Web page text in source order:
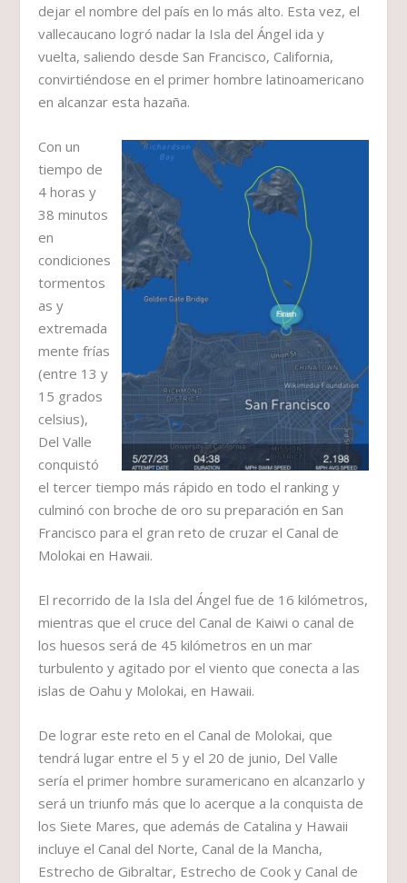
dejar el nombre del país en lo más alto. Esta vez, el
vallecaucano logró nadar la Isla del Ángel ida y
vuelta, saliendo desde San Francisco, California,
convirtiéndose en el primer hombre latinoamericano
en alcanzar esta hazaña.
Con un
tiempo de
4 horas y
38 minutos
en
condiciones
tormentos
as y
extremada
mente frías
(entre 13 y
15 grados
celsius),
Del Valle
conquistó
el tercer tiempo más rápido en todo el ranking y
culminó con broche de oro su preparación en San
Francisco para el gran reto de cruzar el Canal de
Molokai en Hawaii.
El recorrido de la Isla del Ángel fue de 16 kilómetros,
mientras que el cruce del Canal de Kaiwi o canal de
los huesos será de 45 kilómetros en un mar
turbulento y agitado por el viento que conecta a las
islas de Oahu y Molokai, en Hawaii.
De lograr este reto en el Canal de Molokai, que
tendrá lugar entre el 5 y el 20 de junio, Del Valle
sería el primer hombre suramericano en alcanzarlo y
será un triunfo más que lo acerque a la conquista de
los Siete Mares, que además de Catalina y Hawaii
incluye el Canal del Norte, Canal de la Mancha,
Estrecho de Gibraltar, Estrecho de Cook y Canal de